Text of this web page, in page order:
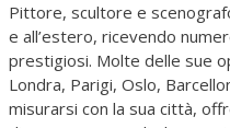
Pittore, scultore e
e all’estero, ricevendo
prestigiosi. Molte delle sue
Londra, Parigi, Oslo,
misurarsi con la sua città,